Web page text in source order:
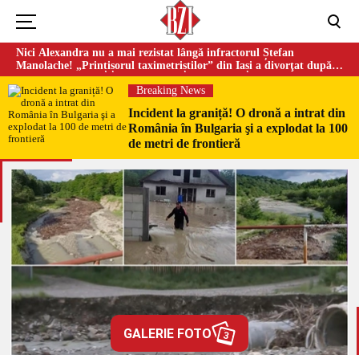
Nici Alexandra nu a mai rezistat lângă infractorul Ștefan
Manolache! „Prințișorul taximetriștilor” din Iași a divorţat după
doi ani de căsnicie
Breaking News
Incident la graniță! O dronă a intrat din
România în Bulgaria şi a explodat la 100
de metri de frontieră
GALERIE FOTO 3